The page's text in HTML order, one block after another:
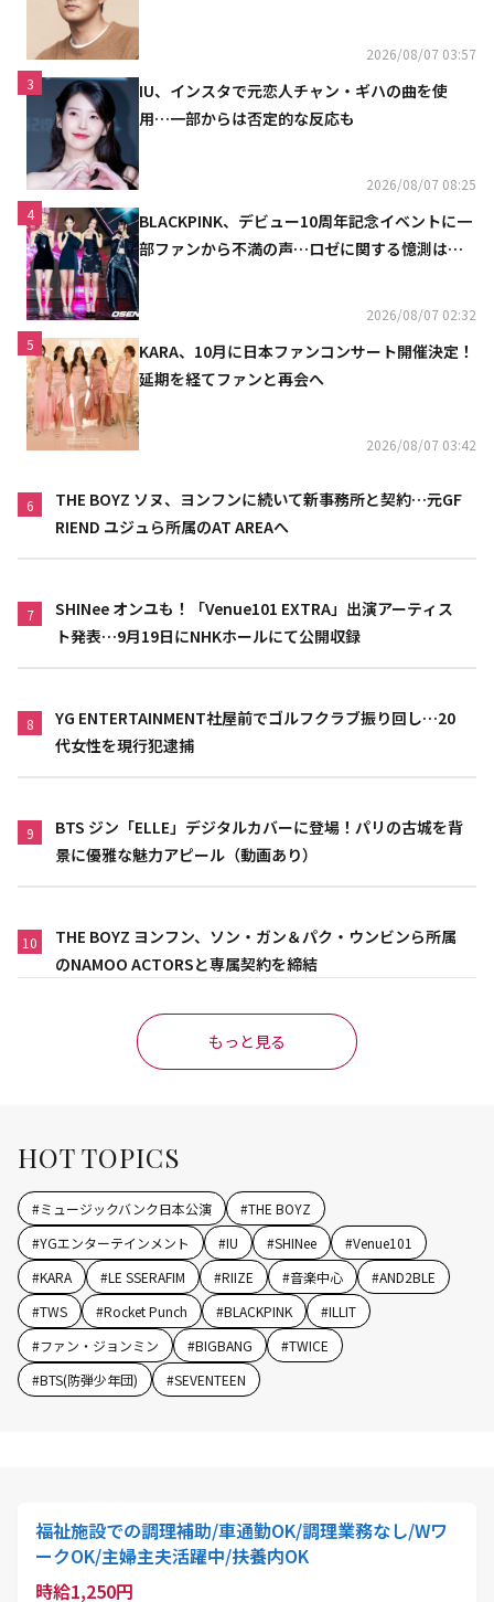
2026/08/07 03:57
3
IU、インスタで元恋人チャン・ギハの曲を使
用…一部からは否定的な反応も
2026/08/07 08:25
4
BLACKPINK、デビュー10周年記念イベントに一
部ファンから不満の声…ロゼに関する憶測は否
2026/08/07 02:32
5
KARA、10月に日本ファンコンサート開催決定！
延期を経てファンと再会へ
2026/08/07 03:42
6
THE BOYZ ソヌ、ヨンフンに続いて新事務所と契約…元GF
RIEND ユジュら所属のAT AREAへ
7
SHINee オンユも！「Venue101 EXTRA」出演アーティス
ト発表…9月19日にNHKホールにて公開収録
8
YG ENTERTAINMENT社屋前でゴルフクラブ振り回し…20
代女性を現行犯逮捕
9
BTS ジン「ELLE」デジタルカバーに登場！パリの古城を背
景に優雅な魅力アピール（動画あり）
10
THE BOYZ ヨンフン、ソン・ガン＆パク・ウンビンら所属
のNAMOO ACTORSと専属契約を締結
もっと見る
HOT TOPICS
#ミュージックバンク日本公演 #THE BOYZ
#YGエンターテインメント #IU #SHINee #Venue101
#KARA #LE SSERAFIM #RIIZE #音楽中心 #AND2BLE
#TWS #Rocket Punch #BLACKPINK #ILLIT
#ファン・ジョンミン #BIGBANG #TWICE
#BTS(防弾少年団) #SEVENTEEN
福祉施設での調理補助/車通勤OK/調理業務なし/Wワ
ークOK/主婦主夫活躍中/扶養内OK
時給1,250円